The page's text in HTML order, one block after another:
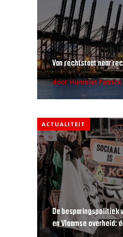
Van rechtstaat naar
door Humblet Patrick
ACTUALITEIT
De besparingspolitiek
en Vlaamse overheid: